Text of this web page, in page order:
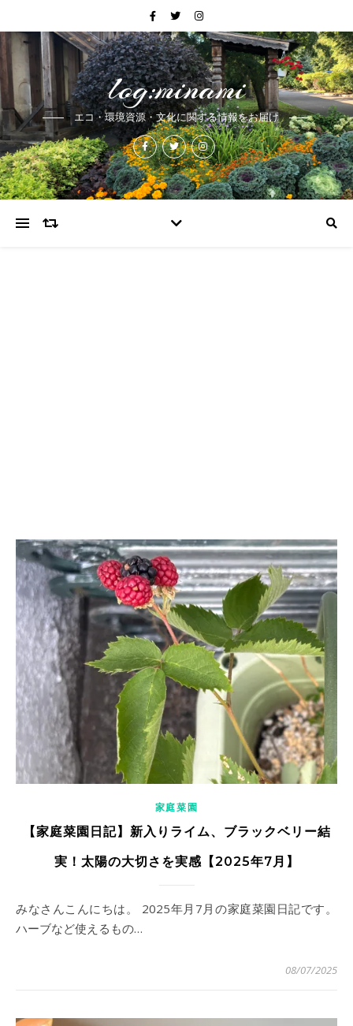
log:minami
エコ・環境資源・文化に関する情報をお届け
家庭菜園
【家庭菜園日記】新入りライム、ブラックベリー結
実！太陽の大切さを実感【2025年7月】
みなさんこんにちは。 2025年月7月の家庭菜園日記です。
ハーブなど使えるもの…
08/07/2025